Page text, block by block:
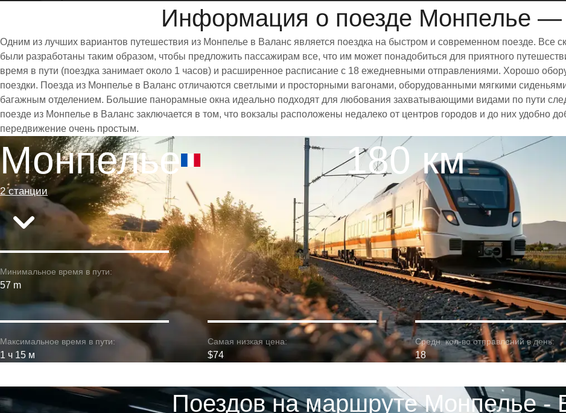
Информация о поезде Монпелье —
Одним из лучших вариантов путешествия из Монпелье в Валанс является поездка на быстром и современном поезде. Все
были разработаны таким образом, чтобы предложить пассажирам все, что им может понадобиться для приятного
время в пути (поездка занимает около 1 часов) и расширенное расписание с 18 ежедневными отправлениями. Хорошо
поездки. Поезда из Монпелье в Валанс отличаются светлыми и просторными вагонами, оборудованными мягкими
багажным отделением. Большие панорамные окна идеально подходят для любования захватывающими видами по пути
поезде из Монпелье в Валанс заключается в том, что вокзалы расположены недалеко от центров городов и до них удобно
передвижение очень простым.
Монпелье
2 станции
180 км
Минимальное время в пути:
57 m
Максимальное время в пути:
1 ч 15 м
Самая низкая цена:
$74
Средн. кол-во отправлений в день:
18
Поездов на маршруте Монпелье -